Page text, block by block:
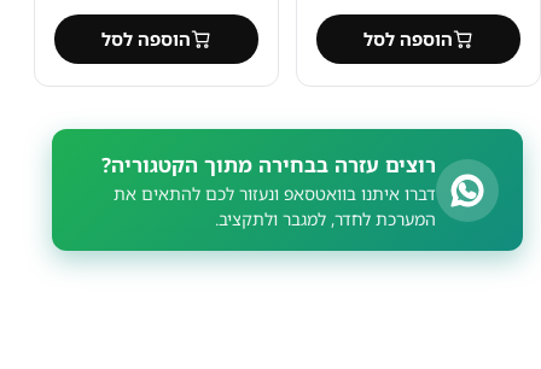
הוספה לסל הוספה לסל
רוצים עזרה בבחירה מתוך הקטגוריה?
דברו איתנו בוואטסאפ ונעזור לכם להתאים את
המערכת לחדר, למגבר ולתקציב.